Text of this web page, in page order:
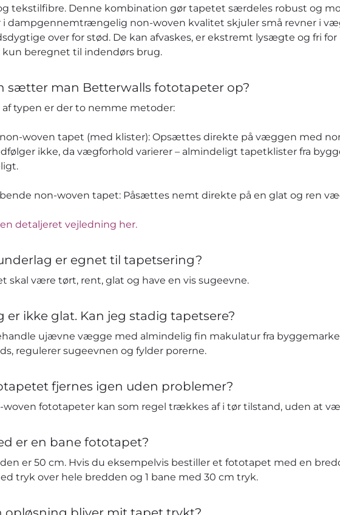
tekstilfibre. Denne kombination gør tapetet særdeles robust og
dampgennemtrængelig non-woven kvalitet skjuler små revner i
over for stød. De kan afvaskes, er ekstremt lysægte og fri for
kun beregnet til indendørs brug.
sætter man Betterwalls fototapeter op?
typen er der to nemme metoder:
non-woven tapet (med klister): Opsættes direkte på væggen med
ikke, da vægforhold varierer – almindeligt tapetklister fra
non-woven tapet: Påsættes nemt direkte på en glat og ren
detaljeret vejledning her.
er egnet til tapetsering?
skal være tørt, rent, glat og have en vis sugeevne.
er ikke glat. Kan jeg stadig tapetsere?
ujævne vægge med almindelig fin makulatur fra
regulerer sugeevnen og fylder porerne.
fjernes igen uden problemer?
woven fototapeter kan som regel trækkes af i tør tilstand, uden at
er en bane fototapet?
er 50 cm. Hvis du eksempelvis bestiller et fototapet med en
tryk over hele bredden og 1 bane med 30 cm tryk.